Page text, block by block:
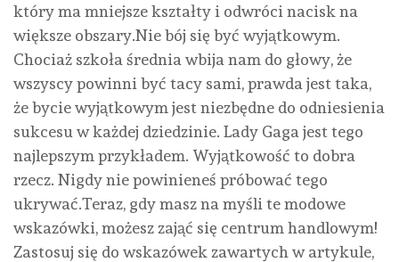
który ma mniejsze kształty i odwróci nacisk na
większe obszary.Nie bój się być wyjątkowym.
Chociaż szkoła średnia wbija nam do głowy, że
wszyscy powinni być tacy sami, prawda jest taka,
że ​​bycie wyjątkowym jest niezbędne do odniesienia
sukcesu w każdej dziedzinie. Lady Gaga jest tego
najlepszym przykładem. Wyjątkowość to dobra
rzecz. Nigdy nie powinieneś próbować tego
ukrywać.Teraz, gdy masz na myśli te modowe
wskazówki, możesz zająć się centrum handlowym!
Zastosuj się do wskazówek zawartych w artykule,